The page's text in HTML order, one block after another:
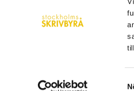
hej@stockholmsskrivbyra.se
Västerlånggatan 28 Stockholm